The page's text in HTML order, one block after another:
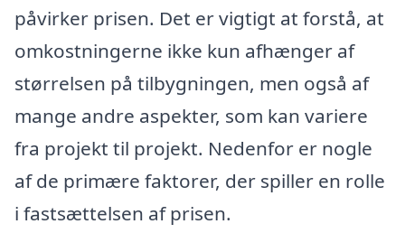
påvirker prisen. Det er vigtigt at forstå, at
omkostningerne ikke kun afhænger af
størrelsen på tilbygningen, men også af
mange andre aspekter, som kan variere
fra projekt til projekt. Nedenfor er nogle
af de primære faktorer, der spiller en rolle
i fastsættelsen af prisen.